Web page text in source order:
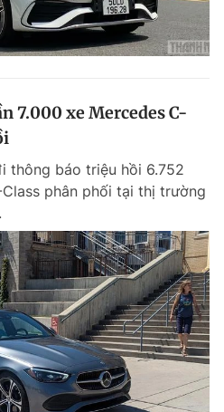
7.000 xe Mercedes C-
thông báo triệu hồi 6.752
phân phối tại thị trường